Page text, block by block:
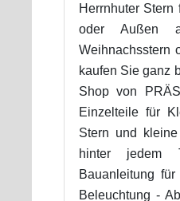
Herrnhuter Stern
oder Außen
Weihnachsstern
kaufen Sie ganz
Shop von
Einzelteile für
Stern und
hinter jedem
Bauanleitung
Beleuchtung -